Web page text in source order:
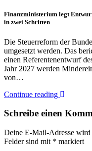
Finanzministerium legt
in zwei Schritten
Die Steuerreform der
umgesetzt werden. Das
einen Referentenentwurf
Jahr 2027 werden
von…
Continue reading
Schreibe einen
Deine E-Mail-Adresse
Felder sind mit * markiert